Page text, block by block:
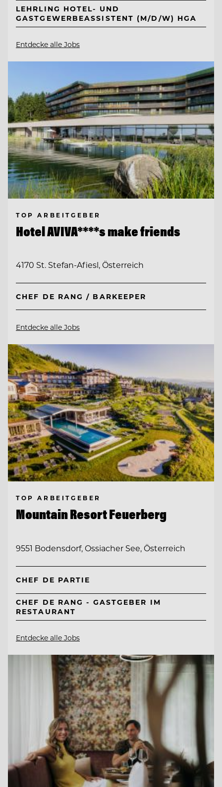
LEHRLING HOTEL- UND
GASTGEWERBEASSISTENT (M/D/W) HGA
Entdecke alle Jobs
TOP ARBEITGEBER
Hotel AVIVA****s make friends
4170 St. Stefan-Afiesl, Österreich
CHEF DE RANG / BARKEEPER
Entdecke alle Jobs
TOP ARBEITGEBER
Mountain Resort Feuerberg
9551 Bodensdorf, Ossiacher See, Österreich
CHEF DE PARTIE
CHEF DE RANG - GASTGEBER IM
RESTAURANT
Entdecke alle Jobs